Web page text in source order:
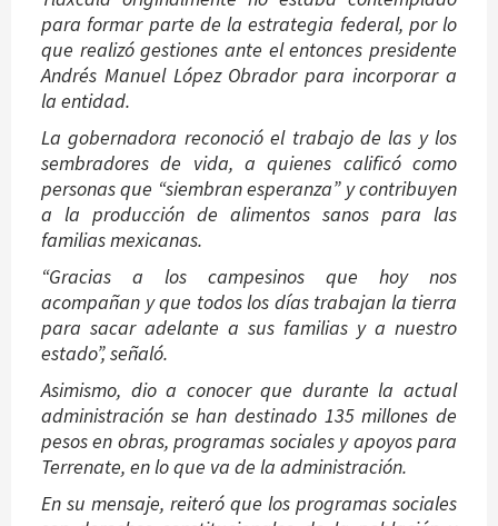
para formar parte de la estrategia federal, por lo
que realizó gestiones ante el entonces presidente
Andrés Manuel López Obrador para incorporar a
la entidad.
La gobernadora reconoció el trabajo de las y los
sembradores de vida, a quienes calificó como
personas que “siembran esperanza” y contribuyen
a la producción de alimentos sanos para las
familias mexicanas.
“Gracias a los campesinos que hoy nos
acompañan y que todos los días trabajan la tierra
para sacar adelante a sus familias y a nuestro
estado”, señaló.
Asimismo, dio a conocer que durante la actual
administración se han destinado 135 millones de
pesos en obras, programas sociales y apoyos para
Terrenate, en lo que va de la administración.
En su mensaje, reiteró que los programas sociales